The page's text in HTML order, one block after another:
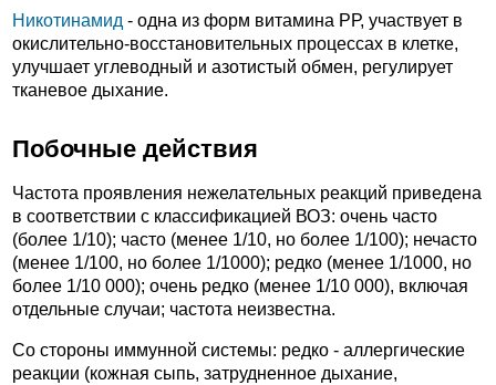
Никотинамид - одна из форм витамина РР, участвует в
окислительно-восстановительных процессах в клетке,
улучшает углеводный и азотистый обмен, регулирует
тканевое дыхание.
Побочные действия
Частота проявления нежелательных реакций приведена
в соответствии с классификацией ВОЗ: очень часто
(более 1/10); часто (менее 1/10, но более 1/100); нечасто
(менее 1/100, но более 1/1000); редко (менее 1/1000, но
более 1/10 000); очень редко (менее 1/10 000), включая
отдельные случаи; частота неизвестна.
Со стороны иммунной системы: редко - аллергические
реакции (кожная сыпь, затрудненное дыхание,